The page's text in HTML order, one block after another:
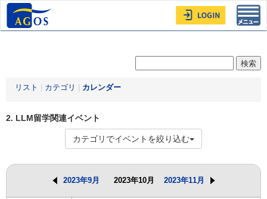
リスト カテゴリ カレンダー
2. LLM留学関連イベント
カテゴリでイベントを絞り込む
2023年9月 2023年10月 2023年11月